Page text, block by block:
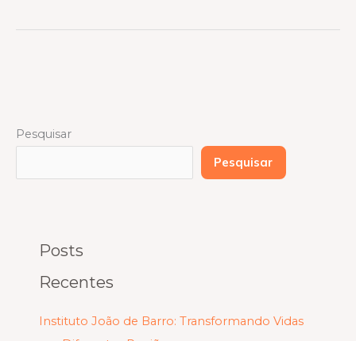
Pesquisar
Pesquisar
Posts
Recentes
Instituto João de Barro: Transformando Vidas